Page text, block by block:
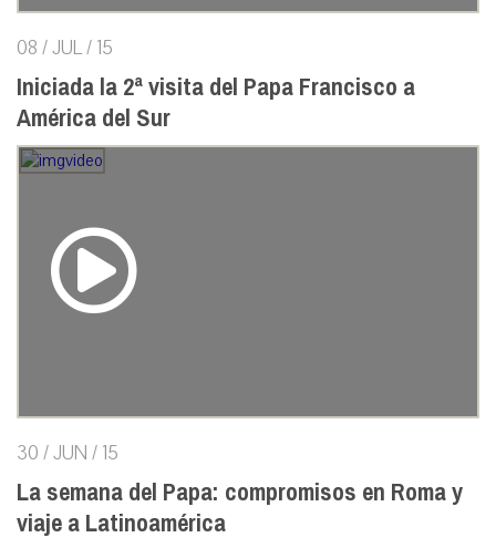
08 / JUL / 15
Iniciada la 2ª visita del Papa Francisco a
América del Sur
30 / JUN / 15
La semana del Papa: compromisos en Roma y
viaje a Latinoamérica